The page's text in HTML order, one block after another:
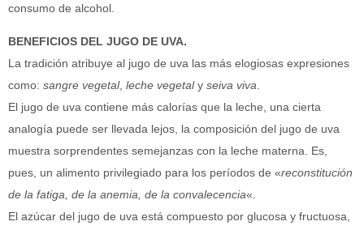
consumo de alcohol.
BENEFICIOS DEL JUGO DE UVA.
La tradición atribuye al jugo de uva las más elogiosas expresiones
como: sangre vegetal, leche vegetaly seiva viva
El jugo de uva contiene más calorías que la leche, una cierta
analogía puede ser llevada lejos, la composición del jugo de uva
muestra sorprendentes semejanzas con la leche materna. Es,
pues, un alimento privilegiado para los períodos de «reconstitución
de la fatiga, de la anemia, de la convalecencia«.
El azúcar del jugo de uva está compuesto por glucosa y fructuosa,